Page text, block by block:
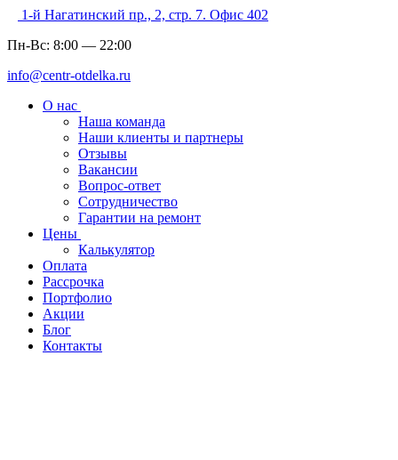
1-й Нагатинский пр., 2, стр. 7. Офис 402
Пн-Вс: 8:00 — 22:00
info@centr-otdelka.ru
О нас
Наша команда
Наши клиенты и партнеры
Отзывы
Вакансии
Вопрос-ответ
Сотрудничество
Гарантии на ремонт
Цены
Калькулятор
Оплата
Рассрочка
Портфолио
Акции
Блог
Контакты